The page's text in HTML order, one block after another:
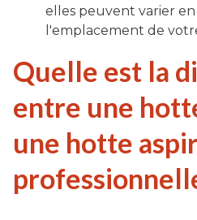
elles peuvent varier
l'emplacement de
Quelle est la
entre une
une hotte